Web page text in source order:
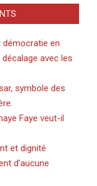
démocratie en
avec les
symbole des
Faye veut-il
et dignité
d’aucune